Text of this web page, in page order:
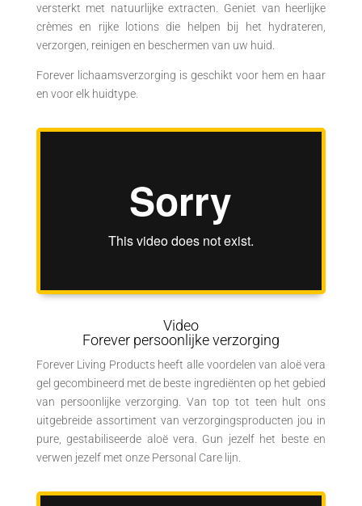
versterkt met natuurlijke extracten. Geniet van heerlijke
crèmes en rijke lotions die helpen bij het hydrateren,
verzorgen, reinigen en beschermen van uw huid.
Forever lichaamsverzorging is geschikt voor hem en haar
en voor elk huidtype.
Video
Forever persoonlijke verzorging
Forever Living Products heeft alle voordelen van aloë vera
gel gecombineerd met de beste ingrediënten op het gebied
van persoonlijke verzorging. Van top tot teen hult ons
uitgebreide assortiment van verzorgingsproducten jou in
pure, gestabiliseerde aloë vera. Gun jezelf het beste en
verwen jezelf met onze Personal Care lijn.